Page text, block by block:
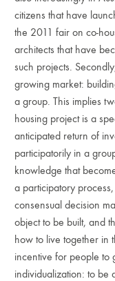
citizens that have
the 2011 fair on co-
architects that have
such projects.
growing market:
a group. This implies
housing project is a
anticipated return of
participatorily in a
knowledge that
a participatory
consensual decision
object to be built, and
how to live together in
incentive for people to
individualization: to be